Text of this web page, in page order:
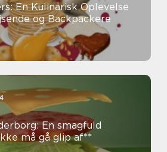
En Kulinarisk Oplevelse
og Backpackere
En smagfuld
må gå glip af**